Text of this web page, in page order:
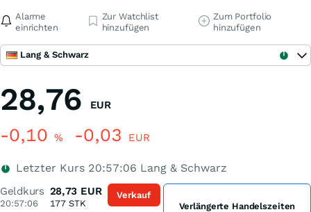
Alarme
einrichten
Zur Watchlist
hinzufügen
Zum Portfolio
hinzufügen
Lang & Schwarz
28,76 EUR
-0,10 % -0,03 EUR
Letzter Kurs 20:57:06 Lang & Schwarz
Geldkurs
20:57:06
28,73 EUR
177 STK
Verkauf
Verlängerte Handelszeiten